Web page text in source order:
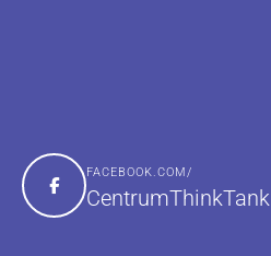
FACEBOOK.COM/
CentrumThinkTank